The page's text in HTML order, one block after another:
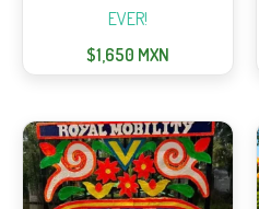
EVER!
$1,650 MXN